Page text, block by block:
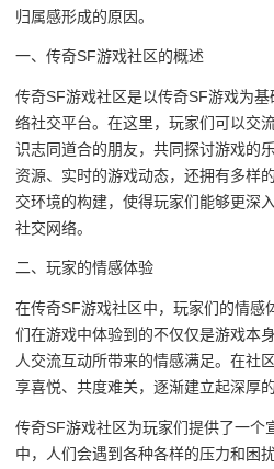
归属感形成的原因。
一、传奇SF游戏社区的概述
传奇SF游戏社区是以传奇SF游戏为
络社交平台。在这里，玩家们可以交
识志同道合的朋友，共同探讨游戏的
资源、实时的游戏动态，还拥有多样
交环境的构建，使得玩家们能够更深
社交网络。
二、玩家的情感体验
在传奇SF游戏社区中，玩家们的情感
们在游戏中体验到的不仅仅是游戏本
人交流互动所带来的情感满足。在社
享喜悦、共度难关，逐渐建立起深厚
传奇SF游戏社区为玩家们提供了一个
中，人们会遇到各种各样的压力和困